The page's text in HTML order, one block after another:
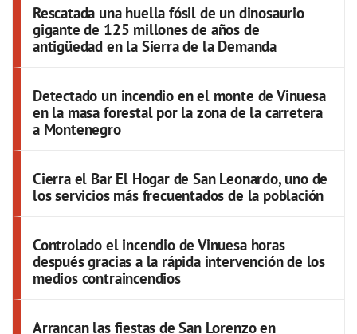
Rescatada una huella fósil de un dinosaurio
gigante de 125 millones de años de
antigüedad en la Sierra de la Demanda
Detectado un incendio en el monte de Vinuesa
en la masa forestal por la zona de la carretera
a Montenegro
Cierra el Bar El Hogar de San Leonardo, uno de
los servicios más frecuentados de la población
Controlado el incendio de Vinuesa horas
después gracias a la rápida intervención de los
medios contraincendios
Arrancan las fiestas de San Lorenzo en